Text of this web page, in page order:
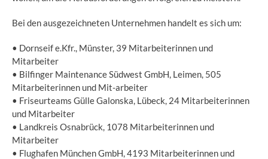
Bei den ausgezeichneten Unternehmen handelt es sich um:
• Dornseif e.Kfr., Münster, 39 Mitarbeiterinnen und
Mitarbeiter
• Bilfinger Maintenance Südwest GmbH, Leimen, 505
Mitarbeiterinnen und Mit-arbeiter
• Friseurteams Gülle Galonska, Lübeck, 24 Mitarbeiterinnen
und Mitarbeiter
• Landkreis Osnabrück, 1078 Mitarbeiterinnen und
Mitarbeiter
• Flughafen München GmbH, 4193 Mitarbeiterinnen und